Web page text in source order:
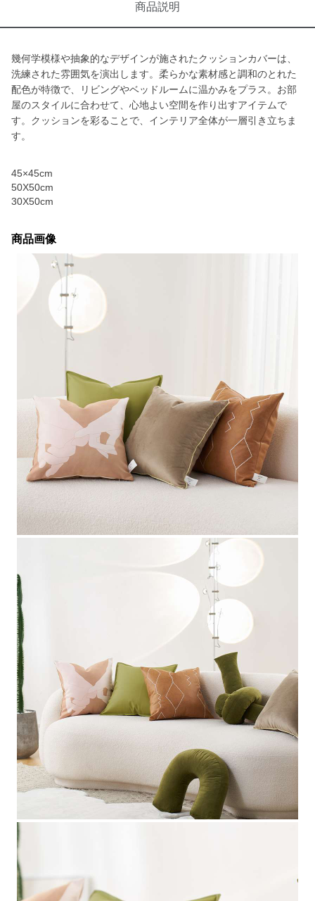
商品説明
幾何学模様や抽象的なデザインが施されたクッションカバーは、
洗練された雰囲気を演出します。柔らかな素材感と調和のとれた
配色が特徴で、リビングやベッドルームに温かみをプラス。お部
屋のスタイルに合わせて、心地よい空間を作り出すアイテムで
す。クッションを彩ることで、インテリア全体が一層引き立ちま
す。
45×45cm
50X50cm
30X50cm
商品画像